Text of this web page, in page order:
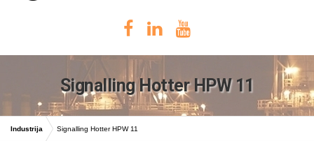
Signalling Hotter HPW 11
Industrija Signalling Hotter HPW 11